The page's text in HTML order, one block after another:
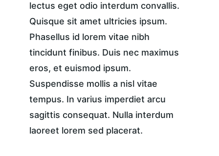
lectus eget odio interdum convallis.
Quisque sit amet ultricies ipsum.
Phasellus id lorem vitae nibh
tincidunt finibus. Duis nec maximus
eros, et euismod ipsum.
Suspendisse mollis a nisl vitae
tempus. In varius imperdiet arcu
sagittis consequat. Nulla interdum
laoreet lorem sed placerat.